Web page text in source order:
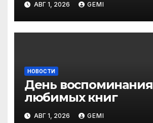
АВГ 1, 2026 GEMI
НОВОСТИ
День воспоминания
любимых книг
АВГ 1, 2026 GEMI